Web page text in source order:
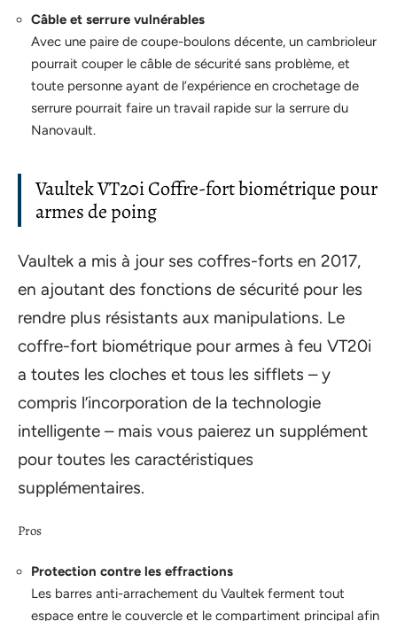
Câble et serrure vulnérables
Avec une paire de coupe-boulons décente, un cambrioleur
pourrait couper le câble de sécurité sans problème, et
toute personne ayant de l’expérience en crochetage de
serrure pourrait faire un travail rapide sur la serrure du
Nanovault.
Vaultek VT20i Coffre-fort biométrique pour
armes de poing
Vaultek a mis à jour ses coffres-forts en 2017,
en ajoutant des fonctions de sécurité pour les
rendre plus résistants aux manipulations. Le
coffre-fort biométrique pour armes à feu VT20i
a toutes les cloches et tous les sifflets – y
compris l’incorporation de la technologie
intelligente – mais vous paierez un supplément
pour toutes les caractéristiques
supplémentaires.
Pros
Protection contre les effractions
Les barres anti-arrachement du Vaultek ferment tout
espace entre le couvercle et le compartiment principal afin